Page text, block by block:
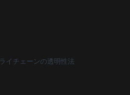
イチェーンの透明性法